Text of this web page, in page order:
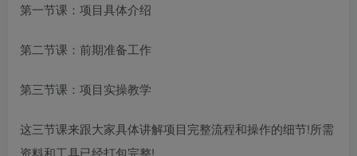
第一节课：项目具体介绍
第二节课：前期准备工作
第三节课：项目实操教学
这三节课来跟大家具体讲解项目完整流程和操作的细节!所需